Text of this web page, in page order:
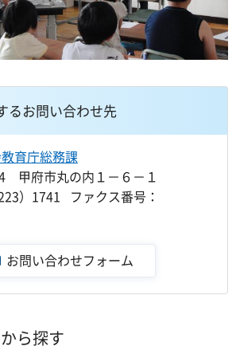
るお問い合わせ先
育庁総務課
甲府市丸の内１－６－１
）1741 ファクス番号：
ら探す